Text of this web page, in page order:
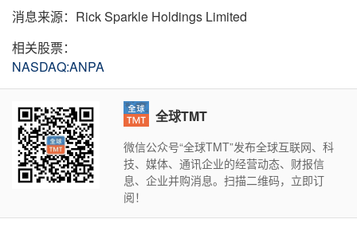
消息来源：Rick Sparkle Holdings Limited
相关股票：
NASDAQ:ANPA
全球TMT
微信公众号“全球TMT”发布全球互联网、科
技、媒体、通讯企业的经营动态、财报信
息、企业并购消息。扫描二维码，立即订
阅！